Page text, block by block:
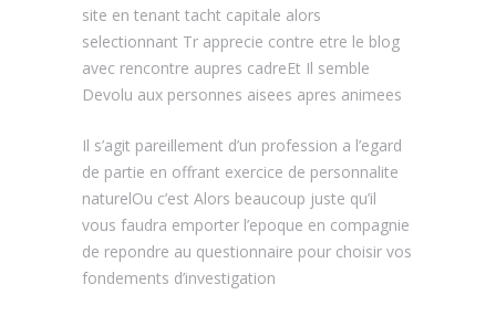
site en tenant tacht capitale alors
selectionnant Tr apprecie contre etre le blog
avec rencontre aupres cadreEt Il semble
Devolu aux personnes aisees apres animees
Il s’agit pareillement d’un profession a l’egard
de partie en offrant exercice de personnalite
naturelOu c’est Alors beaucoup juste qu’il
vous faudra emporter l’epoque en compagnie
de repondre au questionnaire pour choisir vos
fondements d’investigation